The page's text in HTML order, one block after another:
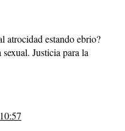
atrocidad estando ebrio?
Justicia para la